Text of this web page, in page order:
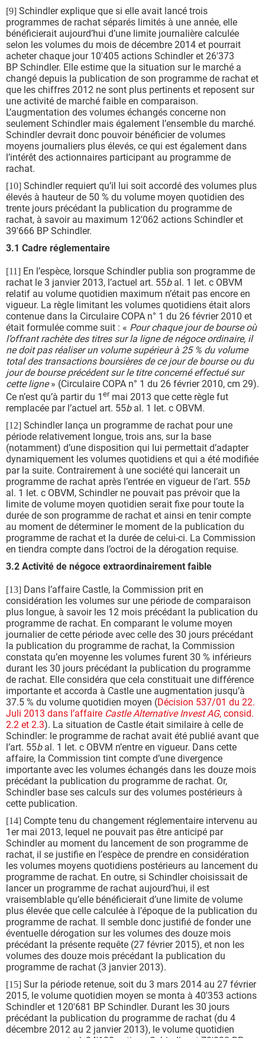
[9] Schindler explique que si elle avait lancé trois
programmes de rachat séparés limités à une année, elle
bénéficierait aujourd’hui d’une limite journalière calculée
selon les volumes du mois de décembre 2014 et pourrait
acheter chaque jour 10'405 actions Schindler et 26'373
BP Schindler. Elle estime que la situation sur le marché a
changé depuis la publication de son programme de rachat et
que les chiffres 2012 ne sont plus pertinents et reposent sur
une activité de marché faible en comparaison.
L’augmentation des volumes échangés concerne non
seulement Schindler mais également l’ensemble du marché.
Schindler devrait donc pouvoir bénéficier de volumes
moyens journaliers plus élevés, ce qui est également dans
l’intérêt des actionnaires participant au programme de
rachat.
[10] Schindler requiert qu’il lui soit accordé des volumes plus
élevés à hauteur de 50 % du volume moyen quotidien des
trente jours précédant la publication du programme de
rachat, à savoir au maximum 12'062 actions Schindler et
39'666 BP Schindler.
3.1 Cadre réglementaire
[11] En l’espèce, lorsque Schindler publia son programme de
rachat le 3 janvier 2013, l’actuel art. 55bal. 1 let. c OBVM
relatif au volume quotidien maximum n’était pas encore en
vigueur. La règle limitant les volumes quotidiens était alors
contenue dans la Circulaire COPA n° 1 du 26 février 2010 et
était formulée comme suit : « Pour chaque jour de bourse où
l’offrant rachète des titres sur la ligne de négoce ordinaire, il
ne doit pas réaliser un volume supérieur à 25 % du volume
total des transactions boursières de ce jour de bourse ou du
jour de bourse précédent sur le titre concerné effectué sur
cette ligne» (Circulaire COPA n° 1 du 26 février 2010, cm 29).
Ce n’est qu’à partir du 1 er mai 2013 que cette règle fut
remplacée par l’actuel art. 55bal. 1 let. c OBVM.
[12] Schindler lança un programme de rachat pour une
période relativement longue, trois ans, sur la base
(notamment) d’une disposition qui lui permettait d’adapter
dynamiquement les volumes quotidiens et qui a été modifiée
par la suite. Contrairement à une société qui lancerait un
programme de rachat après l’entrée en vigueur de l’art. 55b
al. 1 let. c OBVM, Schindler ne pouvait pas prévoir que la
limite de volume moyen quotidien serait fixe pour toute la
durée de son programme de rachat et ainsi en tenir compte
au moment de déterminer le moment de la publication du
programme de rachat et la durée de celui-ci. La Commission
en tiendra compte dans l’octroi de la dérogation requise.
3.2 Activité de négoce extraordinairement faible
[13] Dans l’affaire Castle, la Commission prit en
considération les volumes sur une période de comparaison
plus longue, à savoir les 12 mois précédant la publication du
programme de rachat. En comparant le volume moyen
journalier de cette période avec celle des 30 jours précédant
la publication du programme de rachat, la Commission
constata qu’en moyenne les volumes furent 30 % inférieurs
durant les 30 jours précédant la publication du programme
de rachat. Elle considéra que cela constituait une différence
importante et accorda à Castle une augmentation jusqu’à
37.5 % du volume quotidien moyen (Décision 537/01 du 22.
Juli 2013 dans l’affaire Castle Alternative Invest AG, consid.
2.2 et 2.3). La situation de Castle était similaire à celle de
Schindler: le programme de rachat avait été publié avant que
l’art. 55bal. 1 let. c OBVM n’entre en vigueur. Dans cette
affaire, la Commission tint compte d’une divergence
importante avec les volumes échangés dans les douze mois
précédant la publication du programme de rachat. Or,
Schindler base ses calculs sur des volumes postérieurs à
cette publication.
[14] Compte tenu du changement réglementaire intervenu au
1er mai 2013, lequel ne pouvait pas être anticipé par
Schindler au moment du lancement de son programme de
rachat, il se justifie en l’espèce de prendre en considération
les volumes moyens quotidiens postérieurs au lancement du
programme de rachat. En outre, si Schindler choisissait de
lancer un programme de rachat aujourd’hui, il est
vraisemblable qu’elle bénéficierait d’une limite de volume
plus élevée que celle calculée à l’époque de la publication du
programme de rachat. Il semble donc justifié de fonder une
éventuelle dérogation sur les volumes des douze mois
précédant la présente requête (27 février 2015), et non les
volumes des douze mois précédant la publication du
programme de rachat (3 janvier 2013).
[15] Sur la période retenue, soit du 3 mars 2014 au 27 février
2015, le volume quotidien moyen se monta à 40'353 actions
Schindler et 120'681 BP Schindler. Durant les 30 jours
précédant la publication du programme de rachat (du 4
décembre 2012 au 2 janvier 2013), le volume quotidien